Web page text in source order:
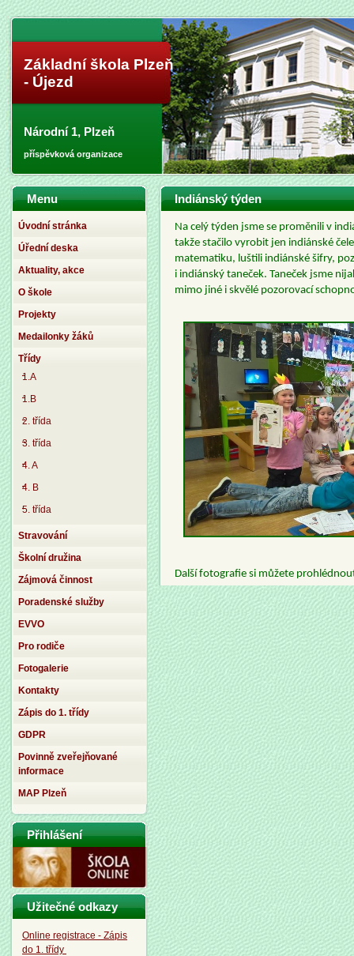
Základní škola Plzeň
- Újezd
Národní 1, Plzeň
příspěvková organizace
Indiánský týden
Na celý týden jsme se proměnili v
takže stačilo vyrobit jen indiánské
matematiku, luštili indiánské šifry,
i indiánský taneček. Taneček jsme
mimo jiné i skvělé pozorovací
Další fotografie si můžete
Menu
Úvodní stránka
Úřední deska
Aktuality, akce
O škole
Projekty
Medailonky žáků
Třídy
1.A
1.B
2. třída
3. třída
4. A
4. B
5. třída
Stravování
Školní družina
Zájmová činnost
Poradenské služby
EVVO
Pro rodiče
Fotogalerie
Kontakty
Zápis do 1. třídy
GDPR
Povinně zveřejňované
informace
MAP Plzeň
Přihlášení
Užitečné odkazy
Online registrace - Zápis
do 1. třídy